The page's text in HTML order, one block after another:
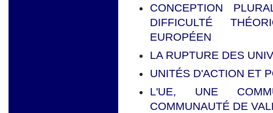
CONCEPTION
DIFFICULTÉ
EUROPÉEN
LA RUPTURE DES
UNITÉS D'ACTION ET
L'UE, UNE
COMMUNAUTÉ DE